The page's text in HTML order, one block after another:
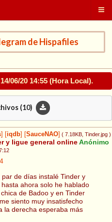
de Hispafiles
14/06/20 14:55 (Hora Local).
(10)
iqdb SauceNAO ( 7.18KB , Tinder.jpg )
y ligue general onlineAnónimo
par de días instalé Tinder y
hasta ahora solo he hablado
de Badoo y en Tinder
siento muy insatisfecho
la derecha esperaba más